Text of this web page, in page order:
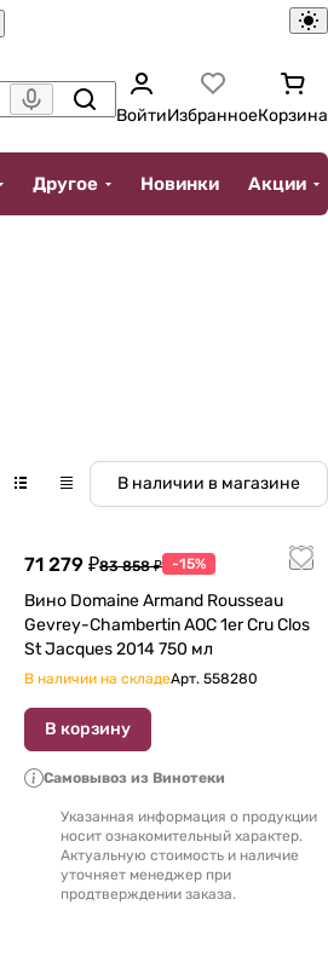
ВойтиИзбранноеКорзина
Другое Новинки Акции
В наличии в магазине
71 279 ₽83 858 ₽ -15%
Вино Domaine Armand Rousseau
Gevrey-Сhambertin AOC 1er Cru Clos
St Jacques 2014 750 мл
В наличии на складеАрт. 558280
В корзину
Самовывоз из Винотеки
Указанная информация о продукции
носит ознакомительный характер.
Актуальную стоимость и наличие
уточняет менеджер при
продтверждении заказа.